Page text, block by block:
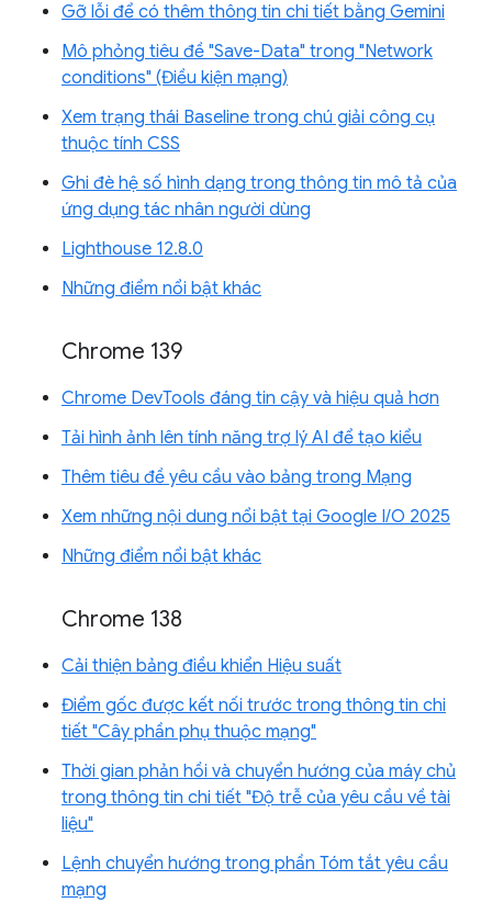
Gỡ lỗi để có thêm thông tin chi tiết bằng Gemini
Mô phỏng tiêu đề "Save-Data" trong "Network
conditions" (Điều kiện mạng)
Xem trạng thái Baseline trong chú giải công cụ
thuộc tính CSS
Ghi đè hệ số hình dạng trong thông tin mô tả của
ứng dụng tác nhân người dùng
Lighthouse 12.8.0
Những điểm nổi bật khác
Chrome 139
Chrome DevTools đáng tin cậy và hiệu quả hơn
Tải hình ảnh lên tính năng trợ lý AI để tạo kiểu
Thêm tiêu đề yêu cầu vào bảng trong Mạng
Xem những nội dung nổi bật tại Google I/O 2025
Những điểm nổi bật khác
Chrome 138
Cải thiện bảng điều khiển Hiệu suất
Điểm gốc được kết nối trước trong thông tin chi
tiết "Cây phần phụ thuộc mạng"
Thời gian phản hồi và chuyển hướng của máy chủ
trong thông tin chi tiết "Độ trễ của yêu cầu về tài
liệu"
Lệnh chuyển hướng trong phần Tóm tắt yêu cầu
mạng